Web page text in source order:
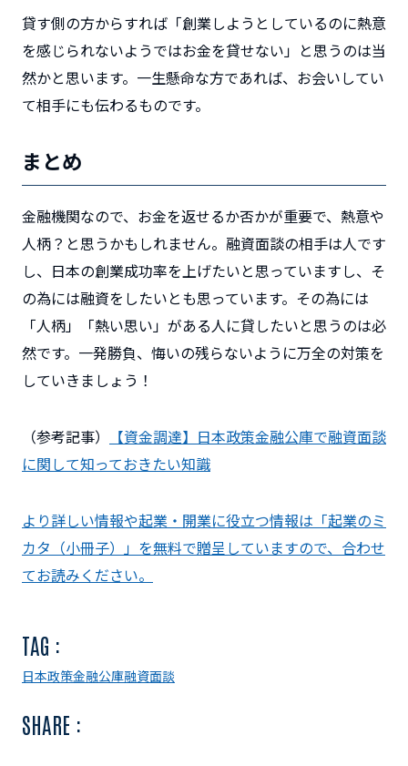
貸す側の方からすれば 「創業しようとしているのに熱意
を感じられないようではお金を貸せない」 と思うのは当
然かと思います。一生懸命な方であれば、お会いしてい
て相手にも伝わるものです。
まとめ
金融機関なので、お金を返せるか否かが重要で、熱意や
人柄？と思うかもしれません。融資面談の相手は人です
し、日本の創業成功率を上げたいと思っていますし、そ
の為には融資をしたいとも思っています。その為には
「人柄」「熱い思い」がある人に貸したいと思うのは必
然です。一発勝負、悔いの残らないように万全の対策を
していきましょう！
（参考記事）
【資金調達】日本政策金融公庫で融資面談
に関して知っておきたい知識
より詳しい情報や起業・開業に役立つ情報は「起業のミ
カタ（小冊子）」を無料で贈呈していますので、合わせ
てお読みください。
TAG :
日本政策金融公庫融資面談
SHARE :